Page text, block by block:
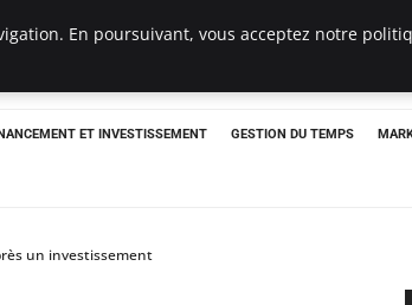
ET INVESTISSEMENT GESTION DU TEMPS
un investissement
En poursuivant, vous acceptez notre